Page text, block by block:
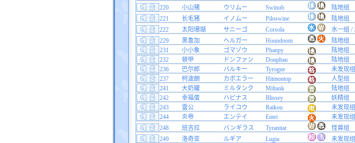
220
小山猪 ウリムー Swinub 陆地组
221
长毛猪 イノムー Piloswine 陆地组
222
太阳珊瑚 サニーゴ Corsola 水一组 /
229
黑鲁加 ヘルガー Houndoom 陆地组
231
小小象 ゴマゾウ Phanpy 陆地组
232
顿甲 ドンファン Donphan 陆地组
236
巴尔郎 バルキー Tyrogue 未发现组
237
柯波朗 カポエラー Hitmontop 人型组
241
大奶罐 ミルタンク Miltank 陆地组
242
幸福蛋 ハピナス Blissey 妖精组
243
雷公 ライコウ Raikou 未发现组
244
炎帝 エンテイ Entei 未发现组
248
班吉拉 バンギラス Tyranitar 怪兽组
249
洛奇亚 ルギア Lugia 未发现组